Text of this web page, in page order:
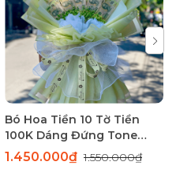
Bó Hoa Tiền 10 Tờ Tiền
100K Dáng Đứng Tone
Xanh Thanh Lịch
1.450.000₫1.550.000₫